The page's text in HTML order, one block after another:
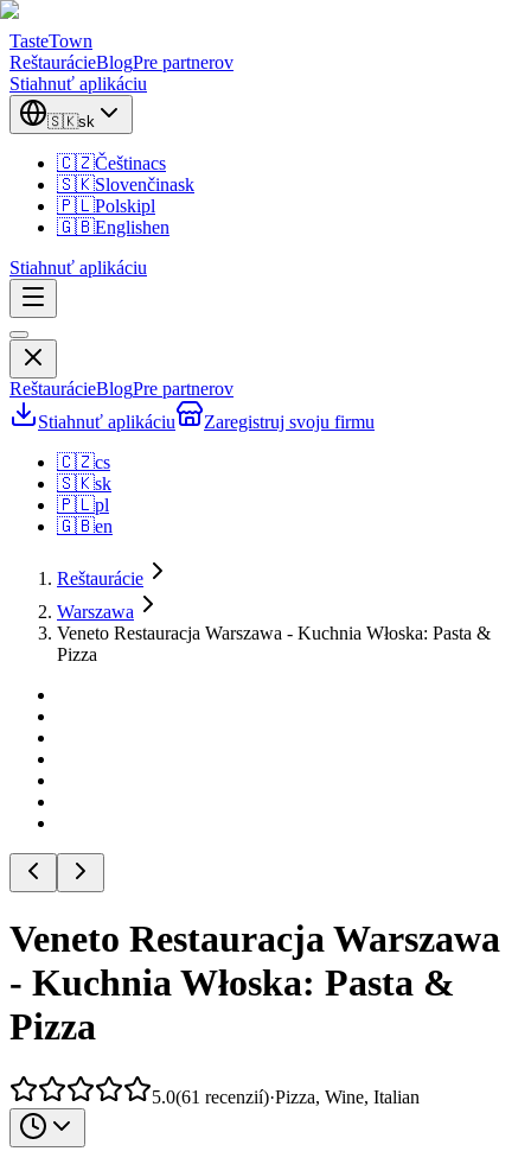
TasteTown
ReštaurácieBlogPre partnerov
Stiahnuť aplikáciu
🇸🇰sk
🇨🇿Češtinacs
🇸🇰Slovenčinask
🇵🇱Polskipl
🇬🇧Englishen
Stiahnuť aplikáciu
ReštaurácieBlogPre partnerov
Stiahnuť aplikáciu
Zaregistruj svoju firmu
🇨🇿cs
🇸🇰sk
🇵🇱pl
🇬🇧en
Reštaurácie
Warszawa
Veneto Restauracja Warszawa - Kuchnia Włoska: Pasta &
Pizza
Veneto Restauracja Warszawa
- Kuchnia Włoska: Pasta &
Pizza
5.0(61 recenzií)·Pizza, Wine, Italian